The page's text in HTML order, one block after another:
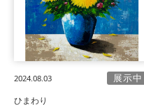
2024.08.03 展示中
ひまわり